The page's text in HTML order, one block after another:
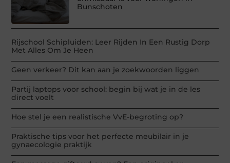
Bunschoten
Rijschool Schipluiden: Leer Rijden In Een Rustig Dorp
Met Alles Om Je Heen
Geen verkeer? Dit kan aan je zoekwoorden liggen
Partij laptops voor school: begin bij wat je in de les
direct voelt
Hoe stel je een realistische VvE-begroting op?
Praktische tips voor het perfecte meubilair in je
gynaecologie praktijk